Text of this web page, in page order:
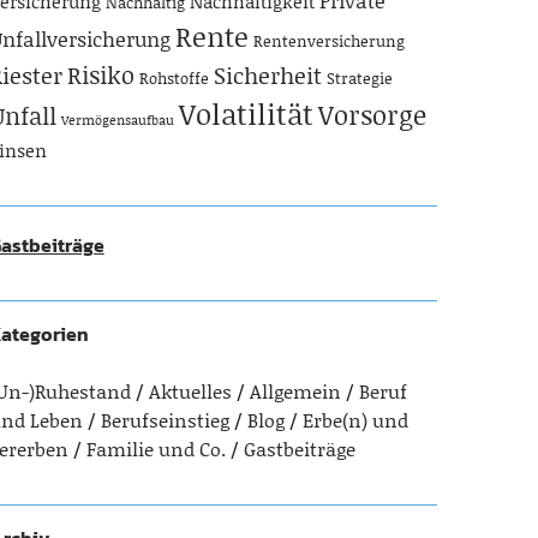
Rente Rentenversicherung
Risiko Rohstoffe Sicherheit Strategie
Vermögensaufbau VolatilitätVorsorge
)Ruhestand Aktuelles Allgemein
Beruf
Leben
Berufseinstieg Blog
Erbe(n) und
Familie und Co. Gastbeiträge